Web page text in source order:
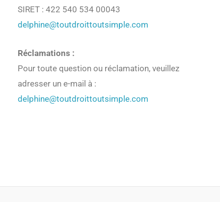
SIRET : 422 540 534 00043
delphine@toutdroittoutsimple.com
Réclamations :
Pour toute question ou réclamation, veuillez
adresser un e-mail à :
delphine@toutdroittoutsimple.com